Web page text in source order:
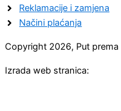
Reklamacije i zamjena
Načini plaćanja
Copyright 2026, Put prema
Izrada web stranica: